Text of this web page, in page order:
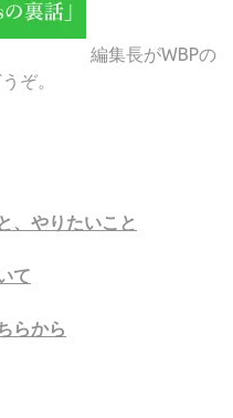
編集長がWBPの
ぞ。
、やりたいこと
て
らから